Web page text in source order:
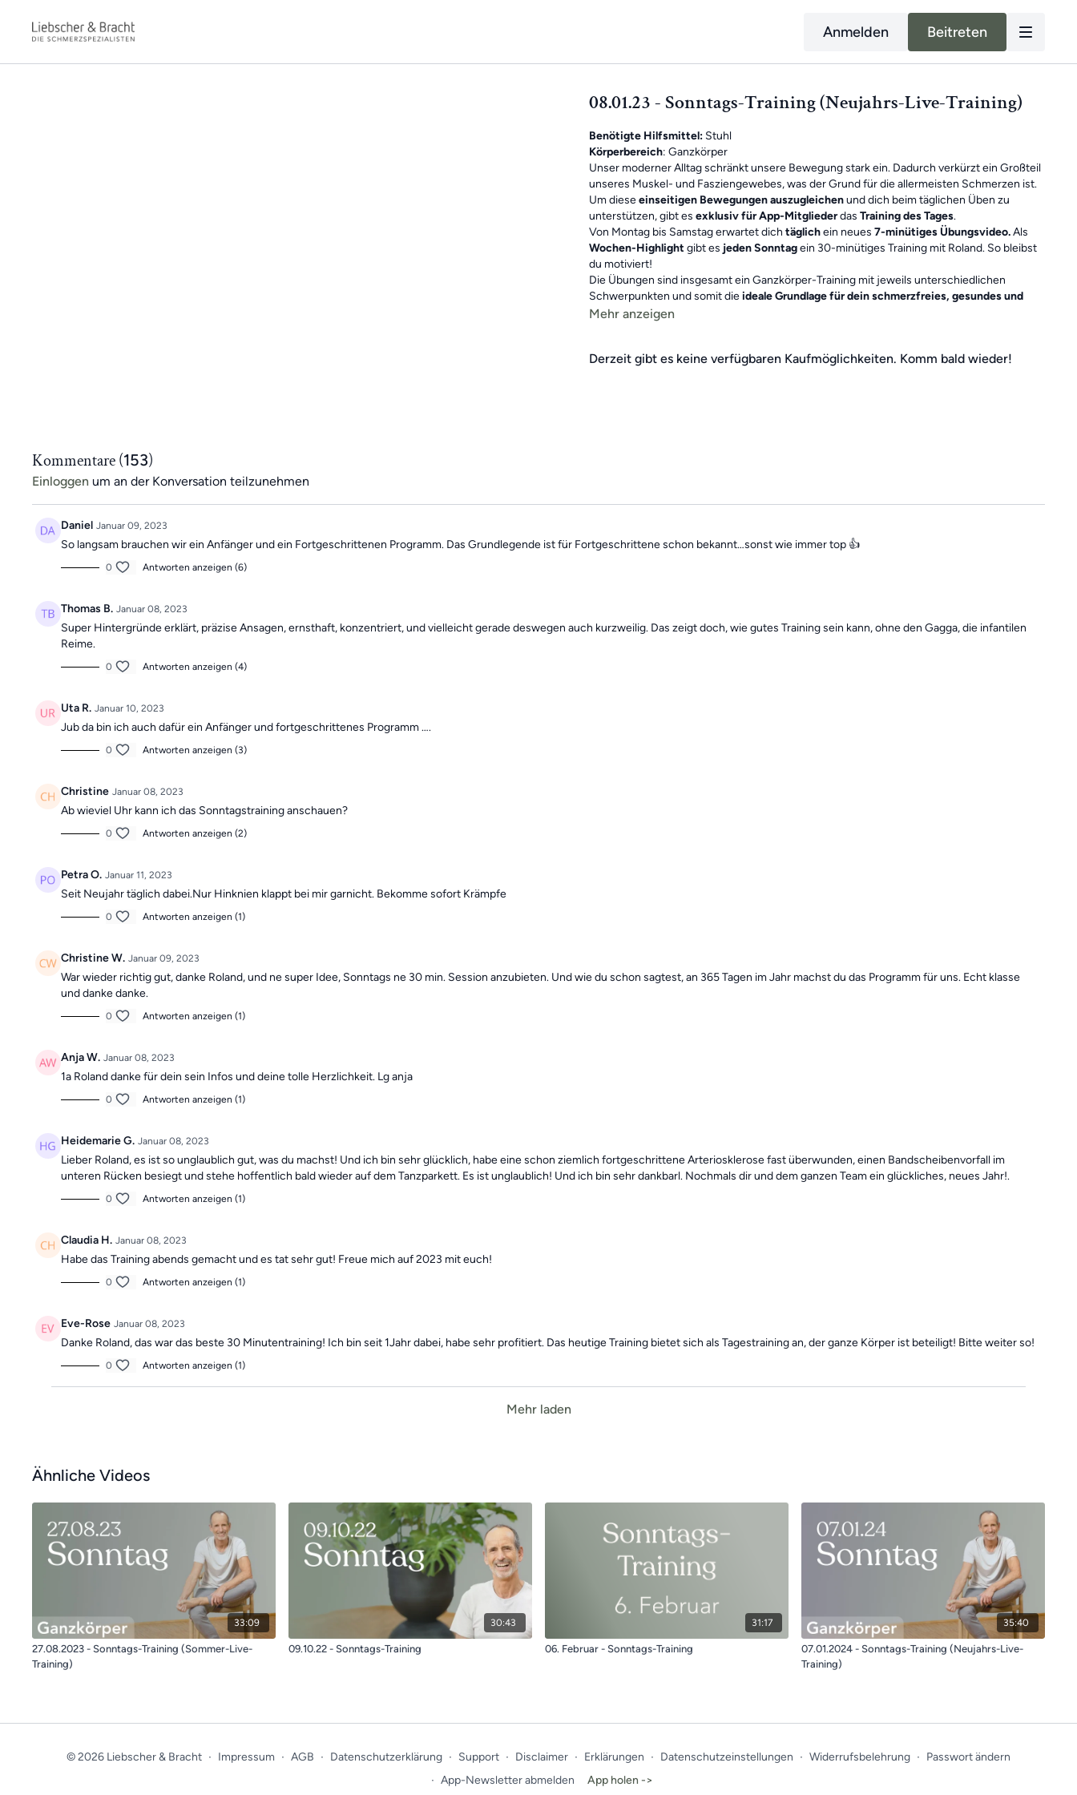
Anmelden Beitreten
08.01.23 - Sonntags-Training (Neujahrs-Live-Training)
Benötigte Hilfsmittel: Stuhl
Körperbereich: Ganzkörper
Unser moderner Alltag schränkt unsere Bewegung stark ein. Dadurch verkürzt ein Großteil
unseres Muskel- und Fasziengewebes, was der Grund für die allermeisten Schmerzen ist.
Um dieseeinseitigen Bewegungen auszugleichenund dich beim täglichen Üben zu
unterstützen, gibt esexklusiv für App-MitgliederdasTraining des Tages.
Von Montag bis Samstag erwartet dichtäglichein neues7-minütiges Übungsvideo.Als
Wochen-Highlightgibt es jeden Sonntagein 30-minütiges Training mit Roland. So bleibst
du motiviert!
Die Übungen sind insgesamt ein Ganzkörper-Training mit jeweils unterschiedlichen
Schwerpunkten und somit dieideale Grundlage für dein schmerzfreies, gesundes und
bewegliches Leben
findest allevergangenen Übungseinheitenimmer in derKategorie "Vergangene Trainings
Mehr anzeigen
Derzeit gibt es keine verfügbaren Kaufmöglichkeiten. Komm bald wieder!
Kommentare (153)
Einloggen um an der Konversation teilzunehmen
Daniel Januar 09, 2023
So langsam brauchen wir ein Anfänger und ein Fortgeschrittenen Programm. Das Grundlegende ist für Fortgeschrittene schon bekannt…sonst wie immer top 👍
0 Antworten anzeigen (6)
Thomas B. Januar 08, 2023
Super Hintergründe erklärt, präzise Ansagen, ernsthaft, konzentriert, und vielleicht gerade deswegen auch kurzweilig. Das zeigt doch, wie gutes Training sein kann, ohne den Gagga, die infantilen
Reime.
0 Antworten anzeigen (4)
Uta R. Januar 10, 2023
Jub da bin ich auch dafür ein Anfänger und fortgeschrittenes Programm ….
0 Antworten anzeigen (3)
Christine Januar 08, 2023
Ab wieviel Uhr kann ich das Sonntagstraining anschauen?
0 Antworten anzeigen (2)
Petra O. Januar 11, 2023
Seit Neujahr täglich dabei.Nur Hinknien klappt bei mir garnicht. Bekomme sofort Krämpfe
0 Antworten anzeigen (1)
Christine W. Januar 09, 2023
War wieder richtig gut, danke Roland, und ne super Idee, Sonntags ne 30 min. Session anzubieten. Und wie du schon sagtest, an 365 Tagen im Jahr machst du das Programm für uns. Echt klasse
und danke danke.
0 Antworten anzeigen (1)
Anja W. Januar 08, 2023
1a Roland danke für dein sein Infos und deine tolle Herzlichkeit. Lg anja
0 Antworten anzeigen (1)
Heidemarie G. Januar 08, 2023
Lieber Roland, es ist so unglaublich gut, was du machst! Und ich bin sehr glücklich, habe eine schon ziemlich fortgeschrittene Arteriosklerose fast überwunden, einen Bandscheibenvorfall im
unteren Rücken besiegt und stehe hoffentlich bald wieder auf dem Tanzparkett. Es ist unglaublich! Und ich bin sehr dankbarl. Nochmals dir und dem ganzen Team ein glückliches, neues Jahr!.
0 Antworten anzeigen (1)
Claudia H. Januar 08, 2023
Habe das Training abends gemacht und es tat sehr gut! Freue mich auf 2023 mit euch!
0 Antworten anzeigen (1)
Eve-Rose Januar 08, 2023
Danke Roland, das war das beste 30 Minutentraining! Ich bin seit 1Jahr dabei, habe sehr profitiert. Das heutige Training bietet sich als Tagestraining an, der ganze Körper ist beteiligt! Bitte weiter so!
0 Antworten anzeigen (1)
Mehr laden
Ähnliche Videos
33:09
27.08.2023 - Sonntags-Training (Sommer-Live-
Training)
30:43
09.10.22 - Sonntags-Training
31:17
06. Februar - Sonntags-Training
35:40
07.01.2024 - Sonntags-Training (Neujahrs-Live-
Training)
© 2026 Liebscher & Bracht ∙ Impressum ∙ AGB ∙ Datenschutzerklärung ∙ Support ∙ Disclaimer ∙ Erklärungen ∙ Datenschutzeinstellungen ∙ Widerrufsbelehrung ∙ Passwort ändern
∙ App-Newsletter abmelden App holen ->